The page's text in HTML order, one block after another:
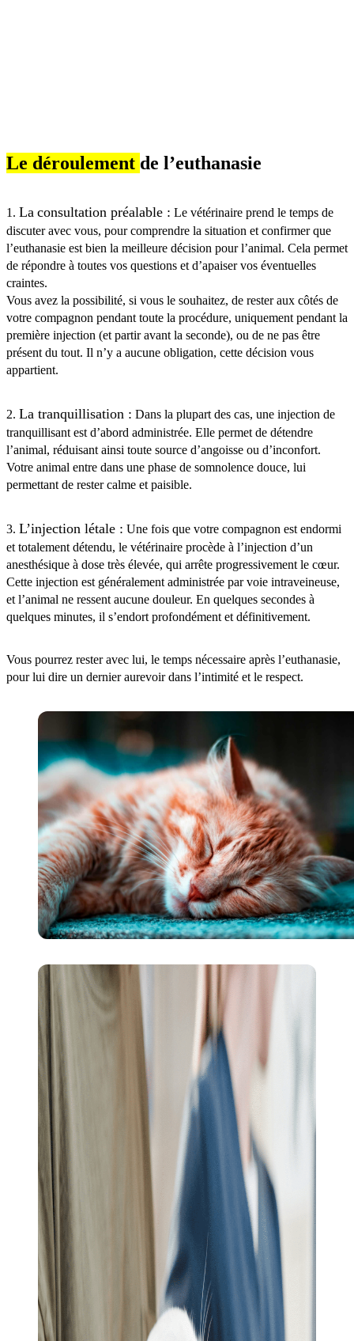
Le déroulement de l’euthanasie
1. La consultation préalable : Le vétérinaire prend le temps de
discuter avec vous, pour comprendre la situation et confirmer que
l’euthanasie est bien la meilleure décision pour l’animal. Cela permet
de répondre à toutes vos questions et d’apaiser vos éventuelles
craintes.
Vous avez la possibilité, si vous le souhaitez, de rester aux côtés de
votre compagnon pendant toute la procédure, uniquement pendant la
première injection (et partir avant la seconde), ou de ne pas être
présent du tout. Il n’y a aucune obligation, cette décision vous
appartient.
2. La tranquillisation : Dans la plupart des cas, une injection de
tranquillisant est d’abord administrée. Elle permet de détendre
l’animal, réduisant ainsi toute source d’angoisse ou d’inconfort.
Votre animal entre dans une phase de somnolence douce, lui
permettant de rester calme et paisible.
3. L’injection létale : Une fois que votre compagnon est endormi
et totalement détendu, le vétérinaire procède à l’injection d’un
anesthésique à dose très élevée, qui arrête progressivement le cœur.
Cette injection est généralement administrée par voie intraveineuse,
et l’animal ne ressent aucune douleur. En quelques secondes à
quelques minutes, il s’endort profondément et définitivement.
Vous pourrez rester avec lui, le temps nécessaire après l’euthanasie,
pour lui dire un dernier aurevoir dans l’intimité et le respect.